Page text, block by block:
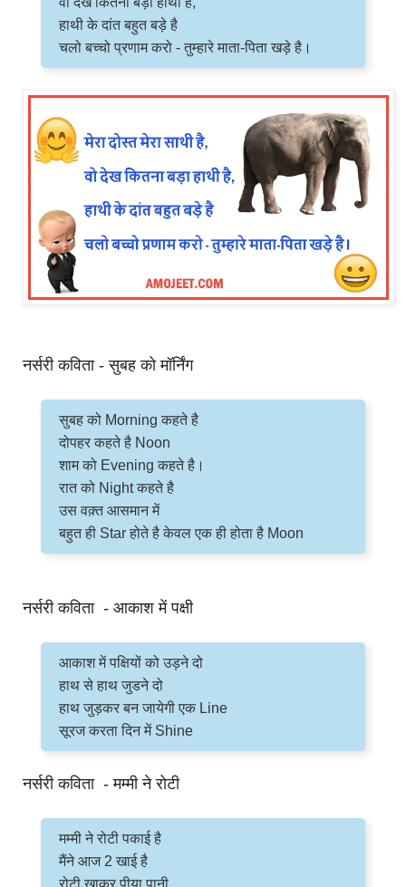
हाथी के दांत बहुत बड़े है
चलो बच्चो प्रणाम करो - तुम्हारे माता-पिता खड़े है।
नर्सरी कविता - सुबह को मॉर्निंग
सुबह को Morning कहते है
दोपहर कहते है Noon
शाम को Evening कहते है।
रात को Night कहते है
उस वक़्त आसमान में
बहुत ही Star होते है केवल एक ही होता है Moon
नर्सरी कविता - आकाश में पक्षी
आकाश में पक्षियों को उड़ने दो
हाथ से हाथ जुडने दो
हाथ जुड़कर बन जायेगी एक Line
सूरज करता दिन में Shine
नर्सरी कविता - मम्मी ने रोटी
मम्मी ने रोटी पकाई है
मैंने आज 2 खाई है